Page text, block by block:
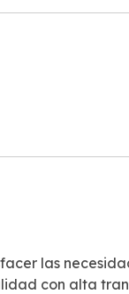
las
con alta